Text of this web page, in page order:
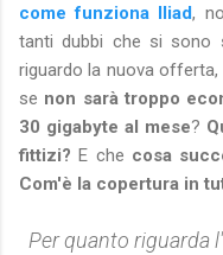
come funziona Iliad,
tanti dubbi che si sono
riguardo la nuova
se non sarà troppo
30 gigabyte al mese?
fittizi? E che cosa
Com'è la copertura in
Per quanto riguarda